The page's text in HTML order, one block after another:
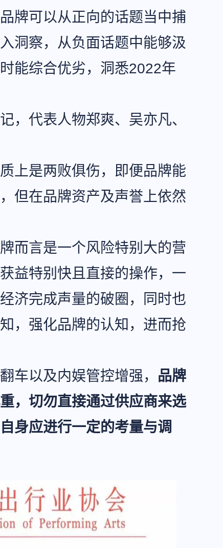
牌可以从正向的话题当中捕
洞察，从负面话题中能够汲
能综合优劣，洞悉2022年
，代表人物郑爽、吴亦凡、
上是两败俱伤，即便品牌能
但在品牌资产及声誉上依然
而言是一个风险特别大的营
益特别快且直接的操作，一
济完成声量的破圈，同时也
，强化品牌的认知，进而抢
车以及内娱管控增强， 品牌
，切勿直接通过供应商来选
身应进行一定的考量与调